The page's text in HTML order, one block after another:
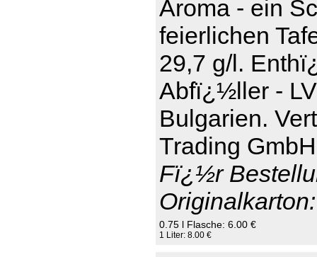
Aroma - ein
feierlichen
29,7 g/l.
Abfï¿½ller -
Bulgarien.
Trading
Fï¿½r
Originalkarton:
0.75 l Flasche: 6.00 €
1 Liter: 8.00 €